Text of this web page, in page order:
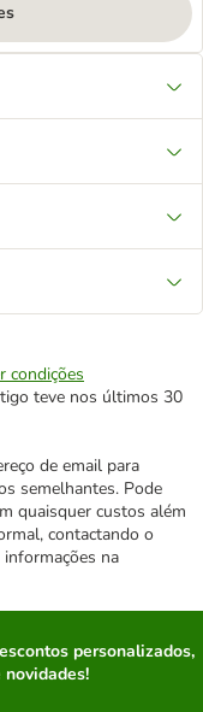
condições
teve nos últimos 30
de email para
semelhantes. Pode
quaisquer custos além
contactando o
na
personalizados,
novidades!